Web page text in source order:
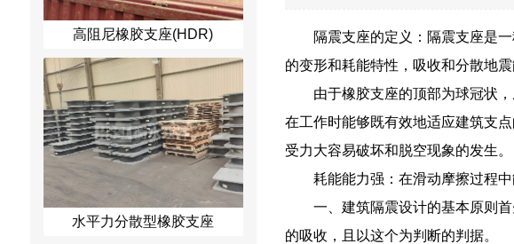
高阻尼橡胶支座(HDR)
水平力分散型橡胶支座
隔震支座的定义：隔震支座是
的变形和耗能特性，吸收和分散地
由于橡胶支座的顶部为球冠状
在工作时能够既有效地适应建筑支
受力大容易破坏和脱空现象的发生。
耗能能力强：在滑动摩擦过程
一、建筑隔震设计的基本原则
的吸收，且以这个为判断的判据。